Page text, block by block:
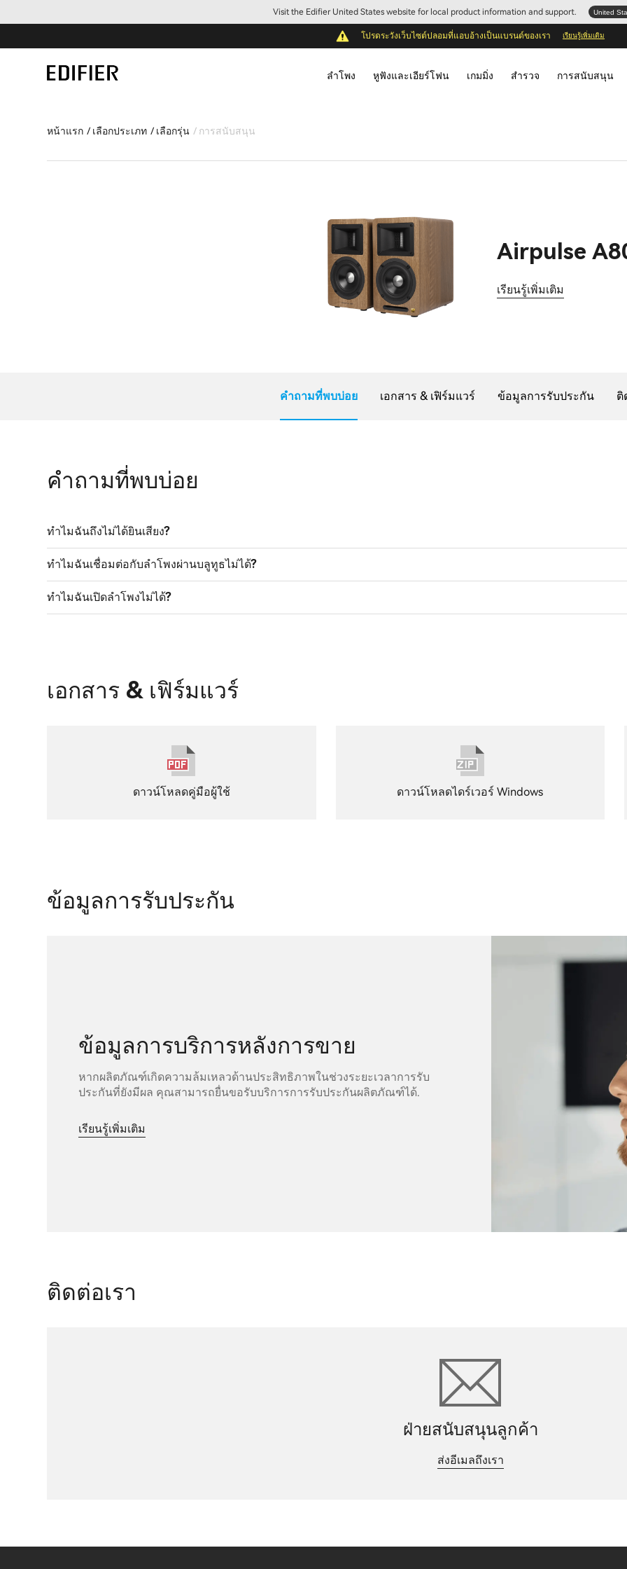
Visit the Edifier United States website for local product information and support. United
โปรดระวังเว็บไซต์ปลอมที่แอบอ้างเป็นแบรนด์ของเรา เรียนรู้เพิ่มเติม
ลำโพง หูฟังและเอียร์โฟน เกมมิ่ง สำรวจ การสนับสนุน
หน้าแรก เลือกประเภท เลือกรุ่น การสนับสนุน
Airpulse
เรียนรู้เพิ่มเติม
คำถามที่พบบ่อย เอกสาร & เฟิร์มแวร์ ข้อมูลการรับประกัน ติ
คำถามที่พบบ่อย
ทำไมฉันถึงไม่ได้ยินเสียง?
ทำไมฉันเชื่อมต่อกับลำโพงผ่านบลูทูธไม่ได้?
ทำไมฉันเปิดลำโพงไม่ได้?
เอกสาร & เฟิร์มแวร์
ดาวน์โหลดคู่มือผู้ใช้ ดาวน์โหลดไดร์เวอร์ Windows
ข้อมูลการรับประกัน
ข้อมูลการบริการหลังการขาย
หากผลิตภัณฑ์เกิดความล้มเหลวด้านประสิทธิภาพในช่วงระยะเวลาการรับ
ประกันที่ยังมีผล คุณสามารถยื่นขอรับบริการการรับประกันผลิตภัณฑ์ได้.
เรียนรู้เพิ่มเติม
ติดต่อเรา
ฝ่ายสนับสนุนลูกค้า
ส่งอีเมลถึงเรา